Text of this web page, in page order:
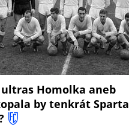
ultras Homolka aneb
by tenkrát Sparta